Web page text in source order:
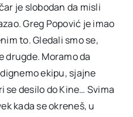
je slobodan da misli
Greg Popović je imao
to. Gledali smo se,
drugde. Moramo da
ekipu, sjajne
se desilo do Kine… Svima
kada se okreneš, u